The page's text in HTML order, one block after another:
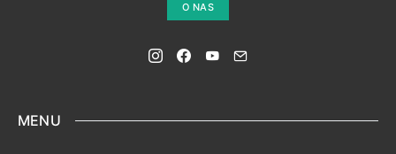
O NAS
MENU